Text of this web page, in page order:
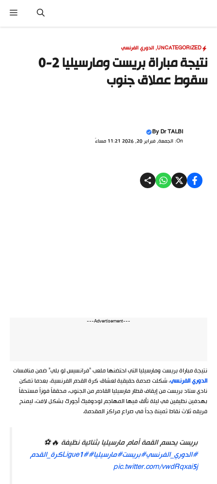
المحتوى
UNCATEGORIZED
, الدوري الفرنسي
نتيجة مباراة بريست ومارسيليا 2-0
سقوط عملاق جنوب
ByDr TALBI
On: الجمعة, فبراير 20, 2026 11:21 مساءً
---Advertisement---
نتيجة مباراة بريست ومارسيليا التي احتضنها ملعب “فرانسيس لو بلي” ضمن منافسات
الدوري الفرنسي، شكلت صدمة حقيقية لعشاق كرة القدم الفرنسية، بعدما تمكن
نادي ستاد بريست من إيقاف قطار مارسيليا القادم من الجنوب، محققاً فوزاً مستحقاً
بهدفين نظيفين في ليلة تألق فيها المهاجم لودوفيك أجورك بشكل لافت، ليمنح
فريقه ثلاث نقاط ثمينة جداً في صراع مراكز المقدمة.
بريست يحسم القمة أمام مارسيليا بثنائية نظيفة 🔥⚽
#الدوري_الفرنسي#بريست#مارسيليا#Ligue1#كرة_القدم
pic.twitter.com/vwdRqxai5j